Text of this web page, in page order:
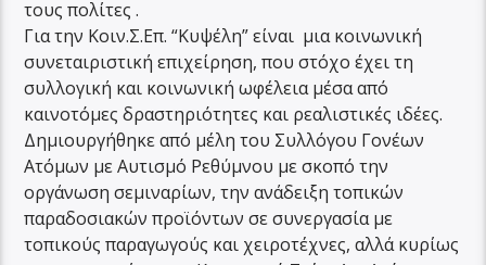
τους πολίτες .
Για την Κοιν.Σ.Επ. “Κυψέλη” είναι μια κοινωνική
συνεταιριστική επιχείρηση, που στόχο έχει τη
συλλογική και κοινωνική ωφέλεια μέσα από
καινοτόμες δραστηριότητες και ρεαλιστικές ιδέες.
Δημιουργήθηκε από μέλη του Συλλόγου Γονέων
Ατόμων με Αυτισμό Ρεθύμνου με σκοπό την
οργάνωση σεμιναρίων, την ανάδειξη τοπικών
παραδοσιακών προϊόντων σε συνεργασία με
τοπικούς παραγωγούς και χειροτέχνες, αλλά κυρίως